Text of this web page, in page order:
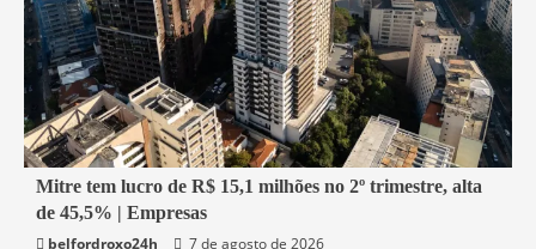
1 min read
Economia
Mitre tem lucro de R$ 15,1 milhões no 2º trimestre, alta
de 45,5% | Empresas
belfordroxo24h
7 de agosto de 2026